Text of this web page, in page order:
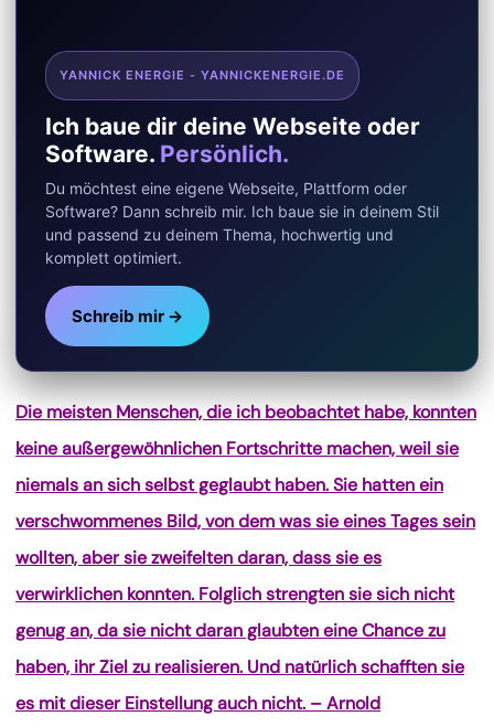
YANNICK ENERGIE - YANNICKENERGIE.DE
Ich baue dir deine Webseite oder
Software. Persönlich.
Du möchtest eine eigene Webseite, Plattform oder
Software? Dann schreib mir. Ich baue sie in deinem Stil
und passend zu deinem Thema, hochwertig und
komplett optimiert.
Schreib mir →
Die meisten Menschen, die ich beobachtet habe, konnten
keine außergewöhnlichen Fortschritte machen, weil sie
niemals an sich selbst geglaubt haben. Sie hatten ein
verschwommenes Bild, von dem was sie eines Tages sein
wollten, aber sie zweifelten daran, dass sie es
verwirklichen konnten. Folglich strengten sie sich nicht
genug an, da sie nicht daran glaubten eine Chance zu
haben, ihr Ziel zu realisieren. Und natürlich schafften sie
es mit dieser Einstellung auch nicht. – Arnold